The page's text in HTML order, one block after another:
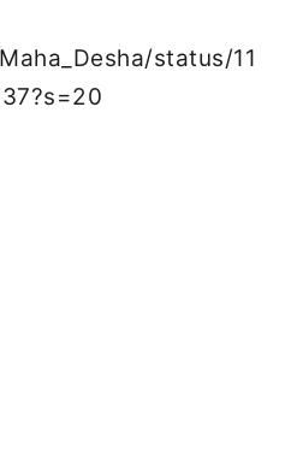
status/11